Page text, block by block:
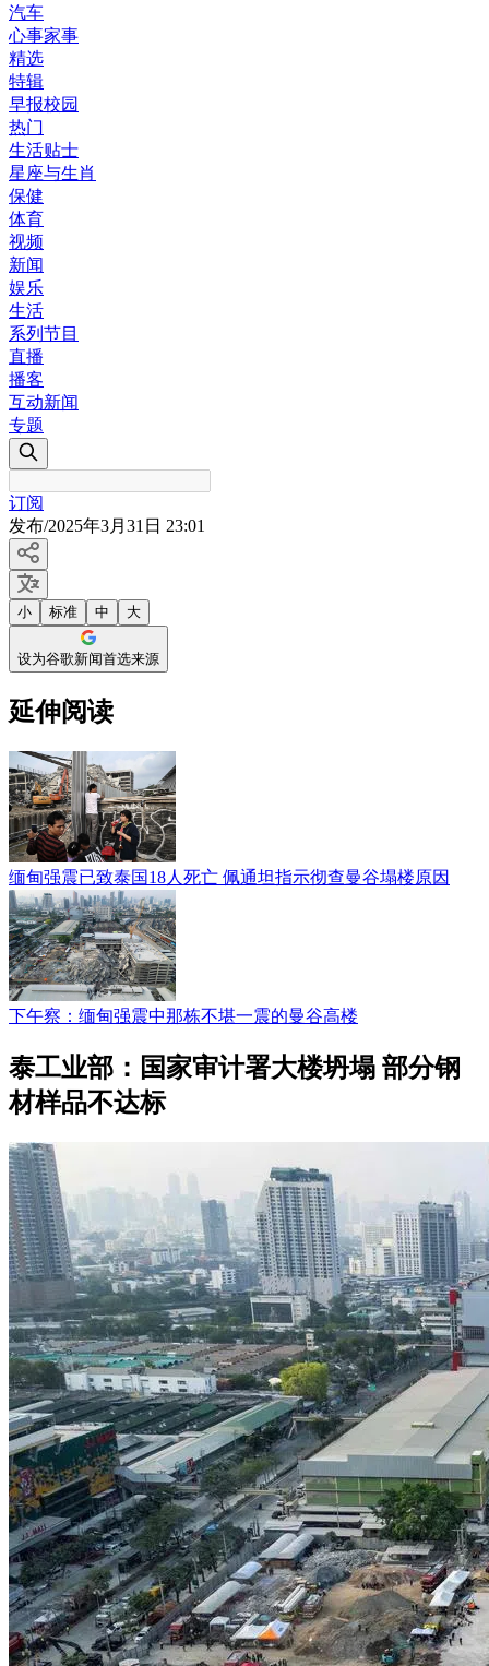
汽车
心事家事
精选
特辑
早报校园
热门
生活贴士
星座与生肖
保健
体育
视频
新闻
娱乐
生活
系列节目
直播
播客
互动新闻
专题
订阅
发布/2025年3月31日 23:01
小 标准 中 大
设为谷歌新闻首选来源
延伸阅读
缅甸强震已致泰国18人死亡 佩通坦指示彻查曼谷塌楼原因
下午察：缅甸强震中那栋不堪一震的曼谷高楼
泰工业部：国家审计署大楼坍塌 部分钢
材样品不达标